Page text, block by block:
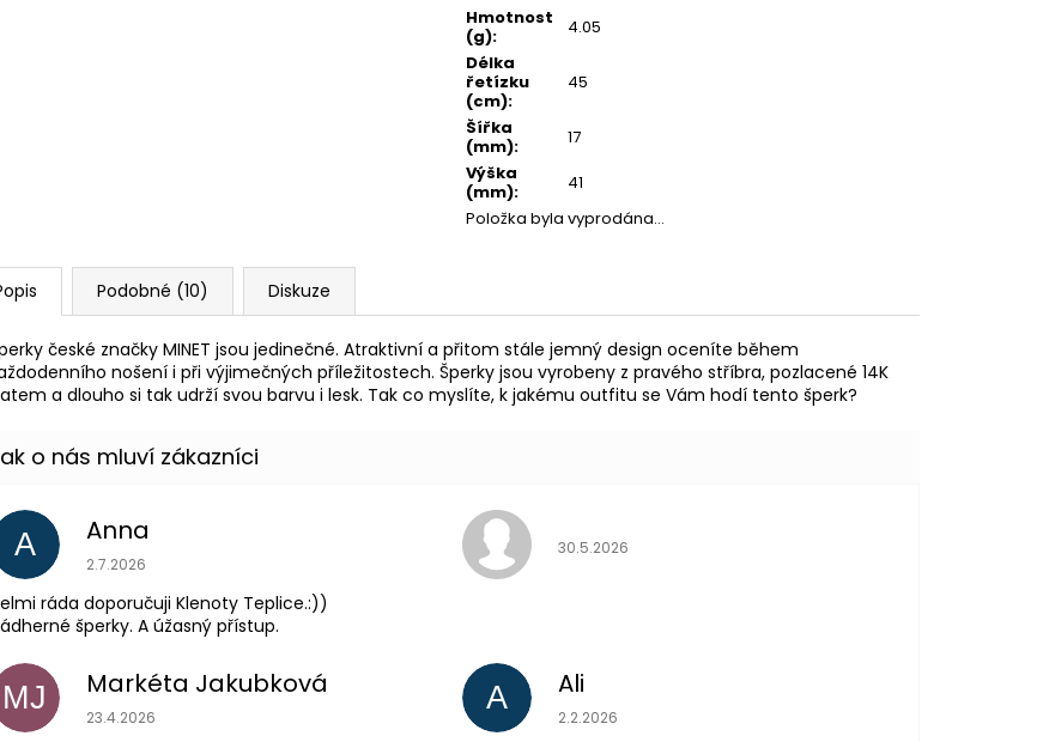
Hmotnost
(g):
4.05
Délka
řetízku
(cm):
45
Šířka
(mm):
17
Výška
(mm):
41
Položka byla vyprodána…
Podobné (10) Diskuze
české značky MINET jsou jedinečné. Atraktivní a přitom stále jemný design oceníte během
nošení i při výjimečných příležitostech. Šperky jsou vyrobeny z pravého stříbra, pozlacené 14K
a dlouho si tak udrží svou barvu i lesk. Tak co myslíte, k jakému outfitu se Vám hodí tento šperk?
A Anna
Hodnocení obchodu je 5 z 5 hvězdiček.
2.7.2026
ráda doporučuji Klenoty Teplice.:))
šperky. A úžasný přístup.
Hodnocení obchodu je 5 z 5 hvězdiček.
30.5.2026
MJ Markéta Jakubková
Hodnocení obchodu je 5 z 5 hvězdiček.
23.4.2026
A Ali
Hodnocení obchodu je 5 z 5 hvězdiček.
2.2.2026